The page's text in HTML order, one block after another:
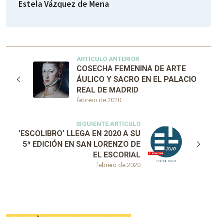
Estela Vázquez de Mena
ARTÍCULO ANTERIOR
febrero de 2020
COSECHA FEMENINA DE ARTE
ÁULICO Y SACRO EN EL PALACIO
REAL DE MADRID
SIGUIENTE ARTÍCULO
febrero de 2020
‘ESCOLIBRO’ LLEGA EN 2020 A SU
5ª EDICIÓN EN SAN LORENZO DE
EL ESCORIAL